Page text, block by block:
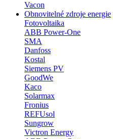
Vacon
Obnovitelné zdroje energie
Fotovoltaika
ABB Power-One
SMA
Danfoss
Kostal
Siemens PV
GoodWe
Kaco
Solarmax
Fronius
REFUsol
Sungrow
Victron Energy